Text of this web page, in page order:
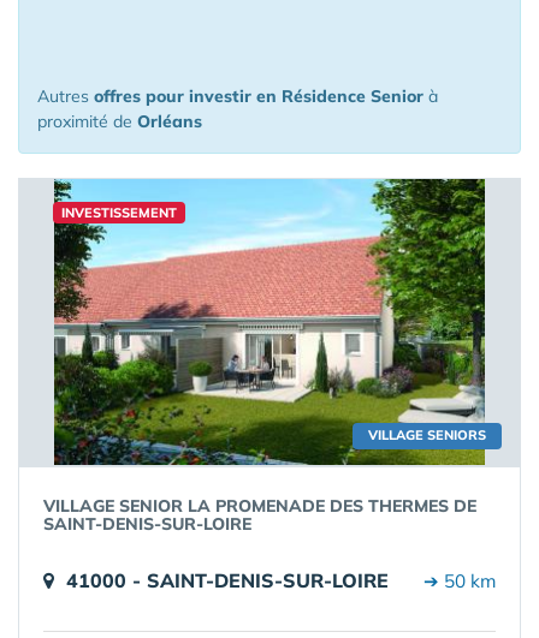
Autres offres pour investir en Résidence Senior à
proximité de Orléans
VILLAGE SENIORS
INVESTISSEMENT
VILLAGE SENIOR LA PROMENADE DES THERMES DE
SAINT-DENIS-SUR-LOIRE
41000 - SAINT-DENIS-SUR-LOIRE ➔ 50 km